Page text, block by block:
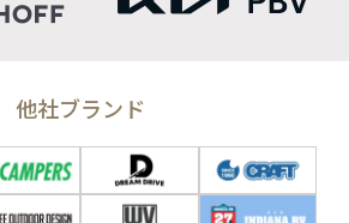
他社ブランド